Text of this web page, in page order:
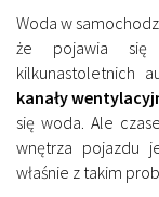
Woda w
że pojawia się
kilkunastoletnich
kanały
się woda. Ale
wnętrza pojazdu
właśnie z takim